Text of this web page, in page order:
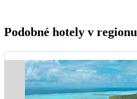
Podobné hotely v regionu